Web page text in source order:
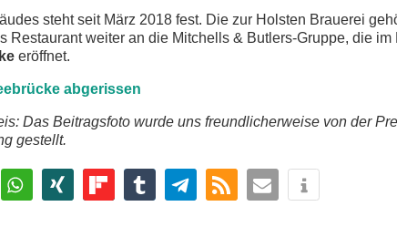
steht seit März 2018 fest. Die zur Holsten Brauerei
Restaurant weiter an die Mitchells & Butlers-Gruppe, die im
eröffnet.
abgerissen
Das Beitragsfoto wurde uns freundlicherweise von der
gestellt.